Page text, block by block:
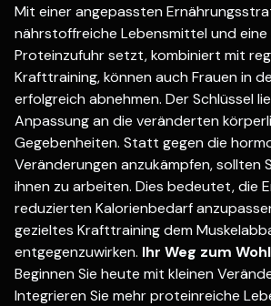
Mit einer angepassten
nährstoffreiche Lebensmittel und eine
Proteinzufuhr setzt, kombiniert mit
Krafttraining, können auch Frauen in
erfolgreich abnehmen. Der Schlüssel
Anpassung an die veränderten
Gegebenheiten. Statt gegen die
Veränderungen anzukämpfen, sollten
ihnen zu arbeiten. Dies bedeutet, die
reduzierten Kalorienbedarf
gezieltes Krafttraining dem
entgegenzuwirken. Ihr Weg zum
Beginnen Sie heute mit kleinen
Integrieren Sie mehr proteinreiche